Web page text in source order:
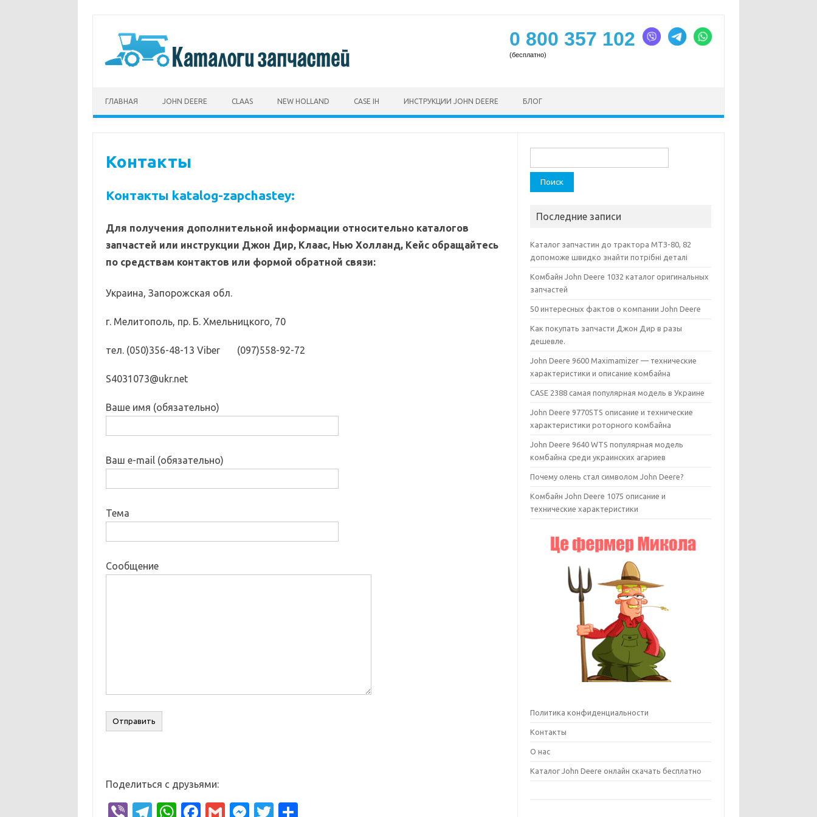
содержимому
0 800 357 102
(бесплатно)
ГЛАВНАЯ JOHN DEERE CLAAS NEW HOLLAND CASE IH ИНСТРУКЦИИ JOHN DEERE БЛОГ
Контакты
Контакты katalog-zapchastey:
Для получения дополнительной информации относительно каталогов
запчастей или инструкции Джон Дир, Клаас, Нью Холланд, Кейс обращайтесь
по средствам контактов или формой обратной связи:
Украина, Запорожская обл.
г. Мелитополь, пр. Б. Хмельницкого, 70
тел. (050)356-48-13 Viber (097)558-92-72
S4031073@ukr.net
Ваше имя (обязательно)
Ваш e-mail (обязательно)
Тема
Сообщение
Поделиться с друзьями:
Vi T W Fa G M T
Последние записи
Каталог запчастин до трактора МТЗ-80, 82
допоможе швидко знайти потрібні деталі
Комбайн John Deere 1032 каталог оригинальных
запчастей
50 интересных фактов о компании John Deere
Как покупать запчасти Джон Дир в разы
дешевле.
John Deere 9600 Maximamizer — технические
характеристики и описание комбайна
CASE 2388 самая популярная модель в Украине
John Deere 9770STS описание и технические
характеристики роторного комбайна
John Deere 9640 WTS популярная модель
комбайна среди украинских агариев
Почему олень стал символом John Deere?
Комбайн John Deere 1075 описание и
технические характеристики
Политика конфиденциальности
Контакты
О нас
Каталог John Deere онлайн скачать бесплатно